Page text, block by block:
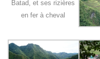
Batad, et ses rizières
en fer à cheval